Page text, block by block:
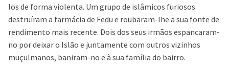
los de forma violenta. Um grupo de islâmicos furiosos
destruíram a farmácia de Fedu e roubaram-lhe a sua fonte de
rendimento mais recente. Dois dos seus irmãos espancaram-
no por deixar o Islão e juntamente com outros vizinhos
muçulmanos, baniram-no e à sua família do bairro.